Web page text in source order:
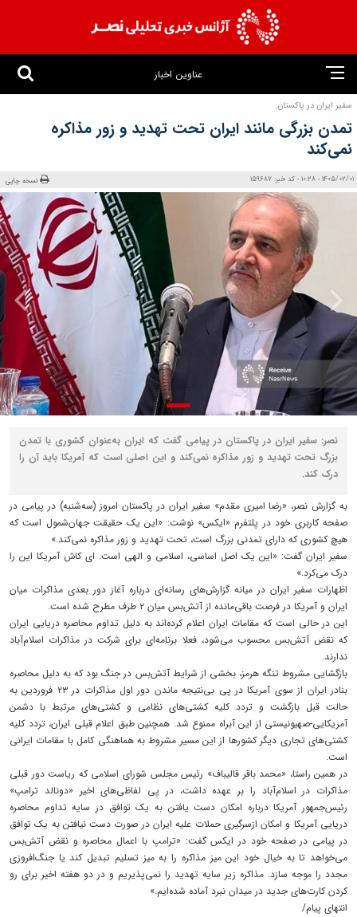
عناوین اخبار
سفیر ایران در پاکستان:
تمدن بزرگی مانند ایران تحت تهدید و زور مذاکره
نمی‌کند
1405/02/01 - 10:28 - کد خبر: 159687 نسخه چاپی
نصر: سفیر ایران در پاکستان در پیامی گفت که ایران به‌عنوان کشوری با تمدن
بزرگ تحت تهدید و زور مذاکره نمی‌کند و این اصلی است که آمریکا باید آن را
درک کند.
به گزارش نصر، «رضا امیری مقدم» سفیر ایران در پاکستان امروز (سه‌شنبه) در پیامی در
صفحه کاربری خود در پلتفرم «ایکس» نوشت: «این یک حقیقت جهان‌شمول است که
هیچ کشوری که دارای تمدنی بزرگ است، تحت تهدید و زور مذاکره نمی‌کند.»
سفیر ایران گفت: «این یک اصل اساسی، اسلامی و الهی است. ای کاش آمریکا این را
درک می‌کرد.»
اظهارات سفیر ایران در میانه گزارش‌های رسانه‌ای درباره آغاز دور بعدی مذاکرات میان
ایران و آمریکا در فرصت باقی‌مانده از آتش‌بس میان ۲ طرف مطرح شده است.
این در حالی است که مقامات ایران اعلام کرده‌اند به دلیل تداوم محاصره دریایی ایران
که نقض آتش‌بس محسوب می‌شود، فعلا برنامه‌ای برای شرکت در مذاکرات اسلام‌آباد
ندارند.
بازگشایی مشروط تنگه هرمز، بخشی از شرایط آتش‌بس در جنگ بود که به دلیل محاصره
بنادر ایران از سوی آمریکا در پی بی‌نتیجه ماندن دور اول مذاکرات در ۲۳ فروردین به
حالت قبل بازگشت و تردد کلیه کشتی‌های نظامی و کشتی‌های مرتبط با دشمن
آمریکایی-صهیونیستی از این آبراه ممنوع شد. همچنین طبق اعلام قبلی ایران، تردد کلیه
کشتی‌های تجاری دیگر کشورها از این مسیر مشروط به هماهنگی کامل با مقامات ایرانی
است.
در همین راستا، «محمد باقر قالیباف» رئیس مجلس شورای اسلامی که ریاست دور قبلی
مذاکرات در اسلام‌آباد را بر عهده داشت، در پی لفاظی‌های اخیر «دونالد ترامپ»
رئیس‌جمهور آمریکا درباره امکان دست یافتن به یک توافق در سایه تداوم محاصره
دریایی آمریکا و امکان ازسرگیری حملات علیه ایران در صورت دست نیافتن به یک توافق
در پیامی در صفحه خود در ایکس گفت: «ترامپ با اعمال محاصره و نقض آتش‌بس
می‌خواهد تا به خیال خود این میز مذاکره را به میز تسلیم تبدیل کند یا جنگ‌افروزی
مجدد را موجه سازد. مذاکره زیر سایه تهدید را نمی‌پذیریم و در دو هفته اخیر برای رو
کردن کارت‌های جدید در میدان نبرد آماده شده‌ایم.»
انتهای پیام/